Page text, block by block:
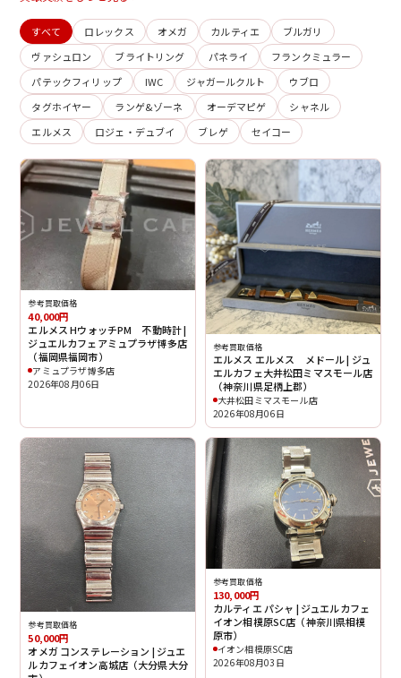
すべて ロレックス オメガ カルティエ
ブルガリ
ヴァシュロン
ブライトリング パネライ
フランクミュラー
パテックフィリップ
IWC ジャガールクルト
ウブロ
タグホイヤー
ランゲ&ゾーネ オーデマピゲ
シャネル
エルメス
ロジェ・デュブイ ブレゲ セイコー
参考買取価格
40,000円
エルメス HウォッチPM 不動時計 |
ジュエルカフェアミュプラザ博多店
（福岡県福岡市）
アミュプラザ博多店
2026年08月06日
参考買取価格
エルメス エルメス メドール | ジュ
エルカフェ大井松田ミマスモール店
（神奈川県足柄上郡）
大井松田ミマスモール店
2026年08月06日
参考買取価格
50,000円
オメガ コンステレーション | ジュエ
ルカフェイオン高城店（大分県大分
参考買取価格
130,000円
カルティエ パシャ | ジュエルカフェ
イオン相模原SC店（神奈川県相模
原市）
イオン相模原SC店
2026年08月03日